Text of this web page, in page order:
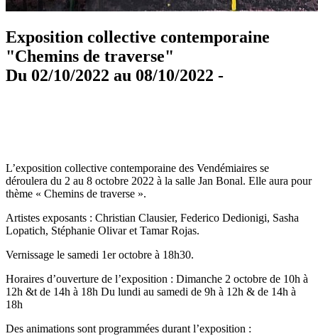
Exposition collective contemporaine
"Chemins de traverse"
Du 02/10/2022 au 08/10/2022 -
L’exposition collective contemporaine des Vendémiaires se
déroulera du 2 au 8 octobre 2022 à la salle Jan Bonal. Elle aura pour
thème « Chemins de traverse ».
Artistes exposants : Christian Clausier, Federico Dedionigi, Sasha
Lopatich, Stéphanie Olivar et Tamar Rojas.
Vernissage le samedi 1er octobre à 18h30.
Horaires d’ouverture de l’exposition : Dimanche 2 octobre de 10h à
12h &t de 14h à 18h Du lundi au samedi de 9h à 12h & de 14h à
18h
Des animations sont programmées durant l’exposition :